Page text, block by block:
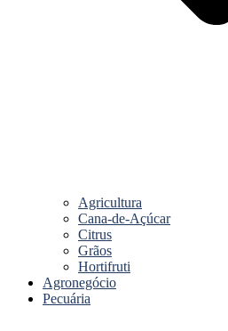
Agricultura
Cana-de-Açúcar
Citrus
Grãos
Hortifruti
Agronegócio
Pecuária